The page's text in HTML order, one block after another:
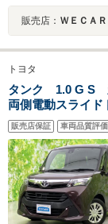
販売店： ＷＥＣＡ
トヨタ
タンク 1.0 G S
両側電動スライド
支援システム/
ングストップ/バ
販売店保証 車両品質評